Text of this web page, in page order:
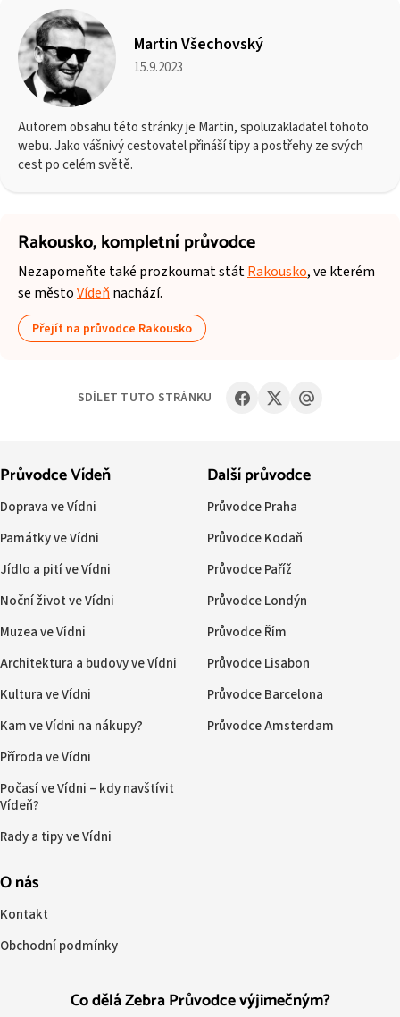
Martin Všechovský
15.9.2023
Autorem obsahu této stránky je Martin, spoluzakladatel tohoto
webu. Jako vášnivý cestovatel přináší tipy a postřehy ze svých
cest po celém světě.
Rakousko,kompletní průvodce
Nezapomeňte také prozkoumat státRakousko, ve kterém
se městoVídeň nachází.
Přejít na průvodce Rakousko
SDÍLET TUTO STRÁNKU
Co dělá Zebra Průvodce výjimečným?
Průvodce Vídeň
Doprava ve Vídni
Památky ve Vídni
Jídlo a pití ve Vídni
Noční život ve Vídni
Muzea ve Vídni
Architektura a budovy ve Vídni
Kultura ve Vídni
Kam ve Vídni na nákupy?
Příroda ve Vídni
Počasí ve Vídni – kdy navštívit
Vídeň?
Rady a tipy ve Vídni
Další průvodce
Průvodce Praha
Průvodce Kodaň
Průvodce Paříž
Průvodce Londýn
Průvodce Řím
Průvodce Lisabon
Průvodce Barcelona
Průvodce Amsterdam
O nás
Kontakt
Obchodní podmínky